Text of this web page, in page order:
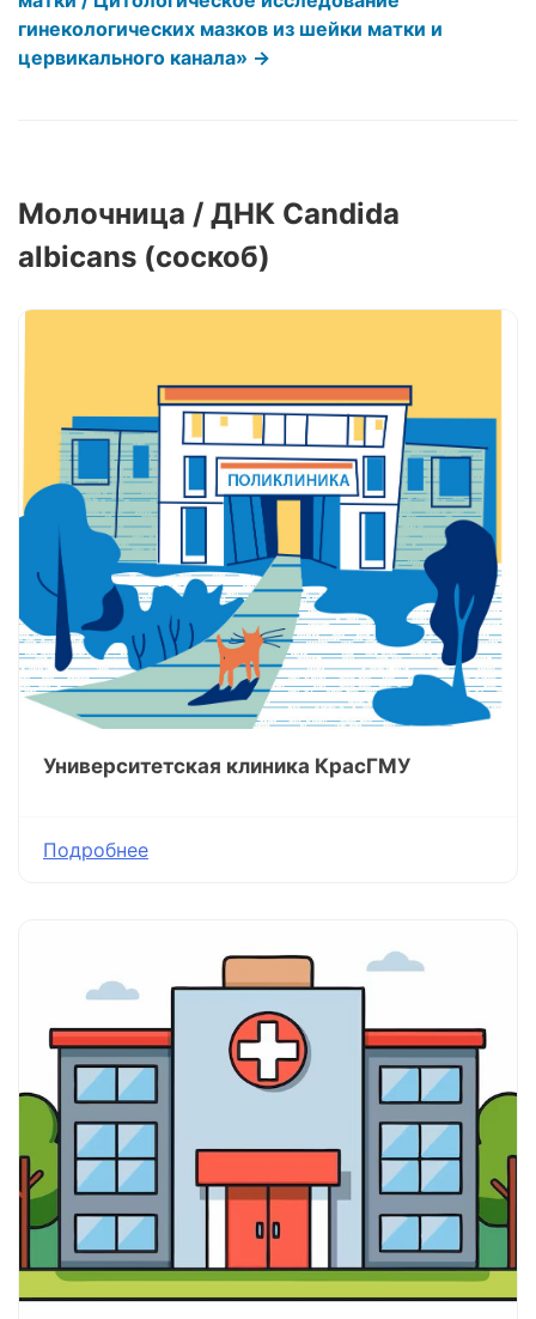
гинекологических мазков из шейки матки и
цервикального канала» →
Молочница / ДНК Candida
albicans (соскоб)
Университетская клиника КрасГМУ
Подробнее